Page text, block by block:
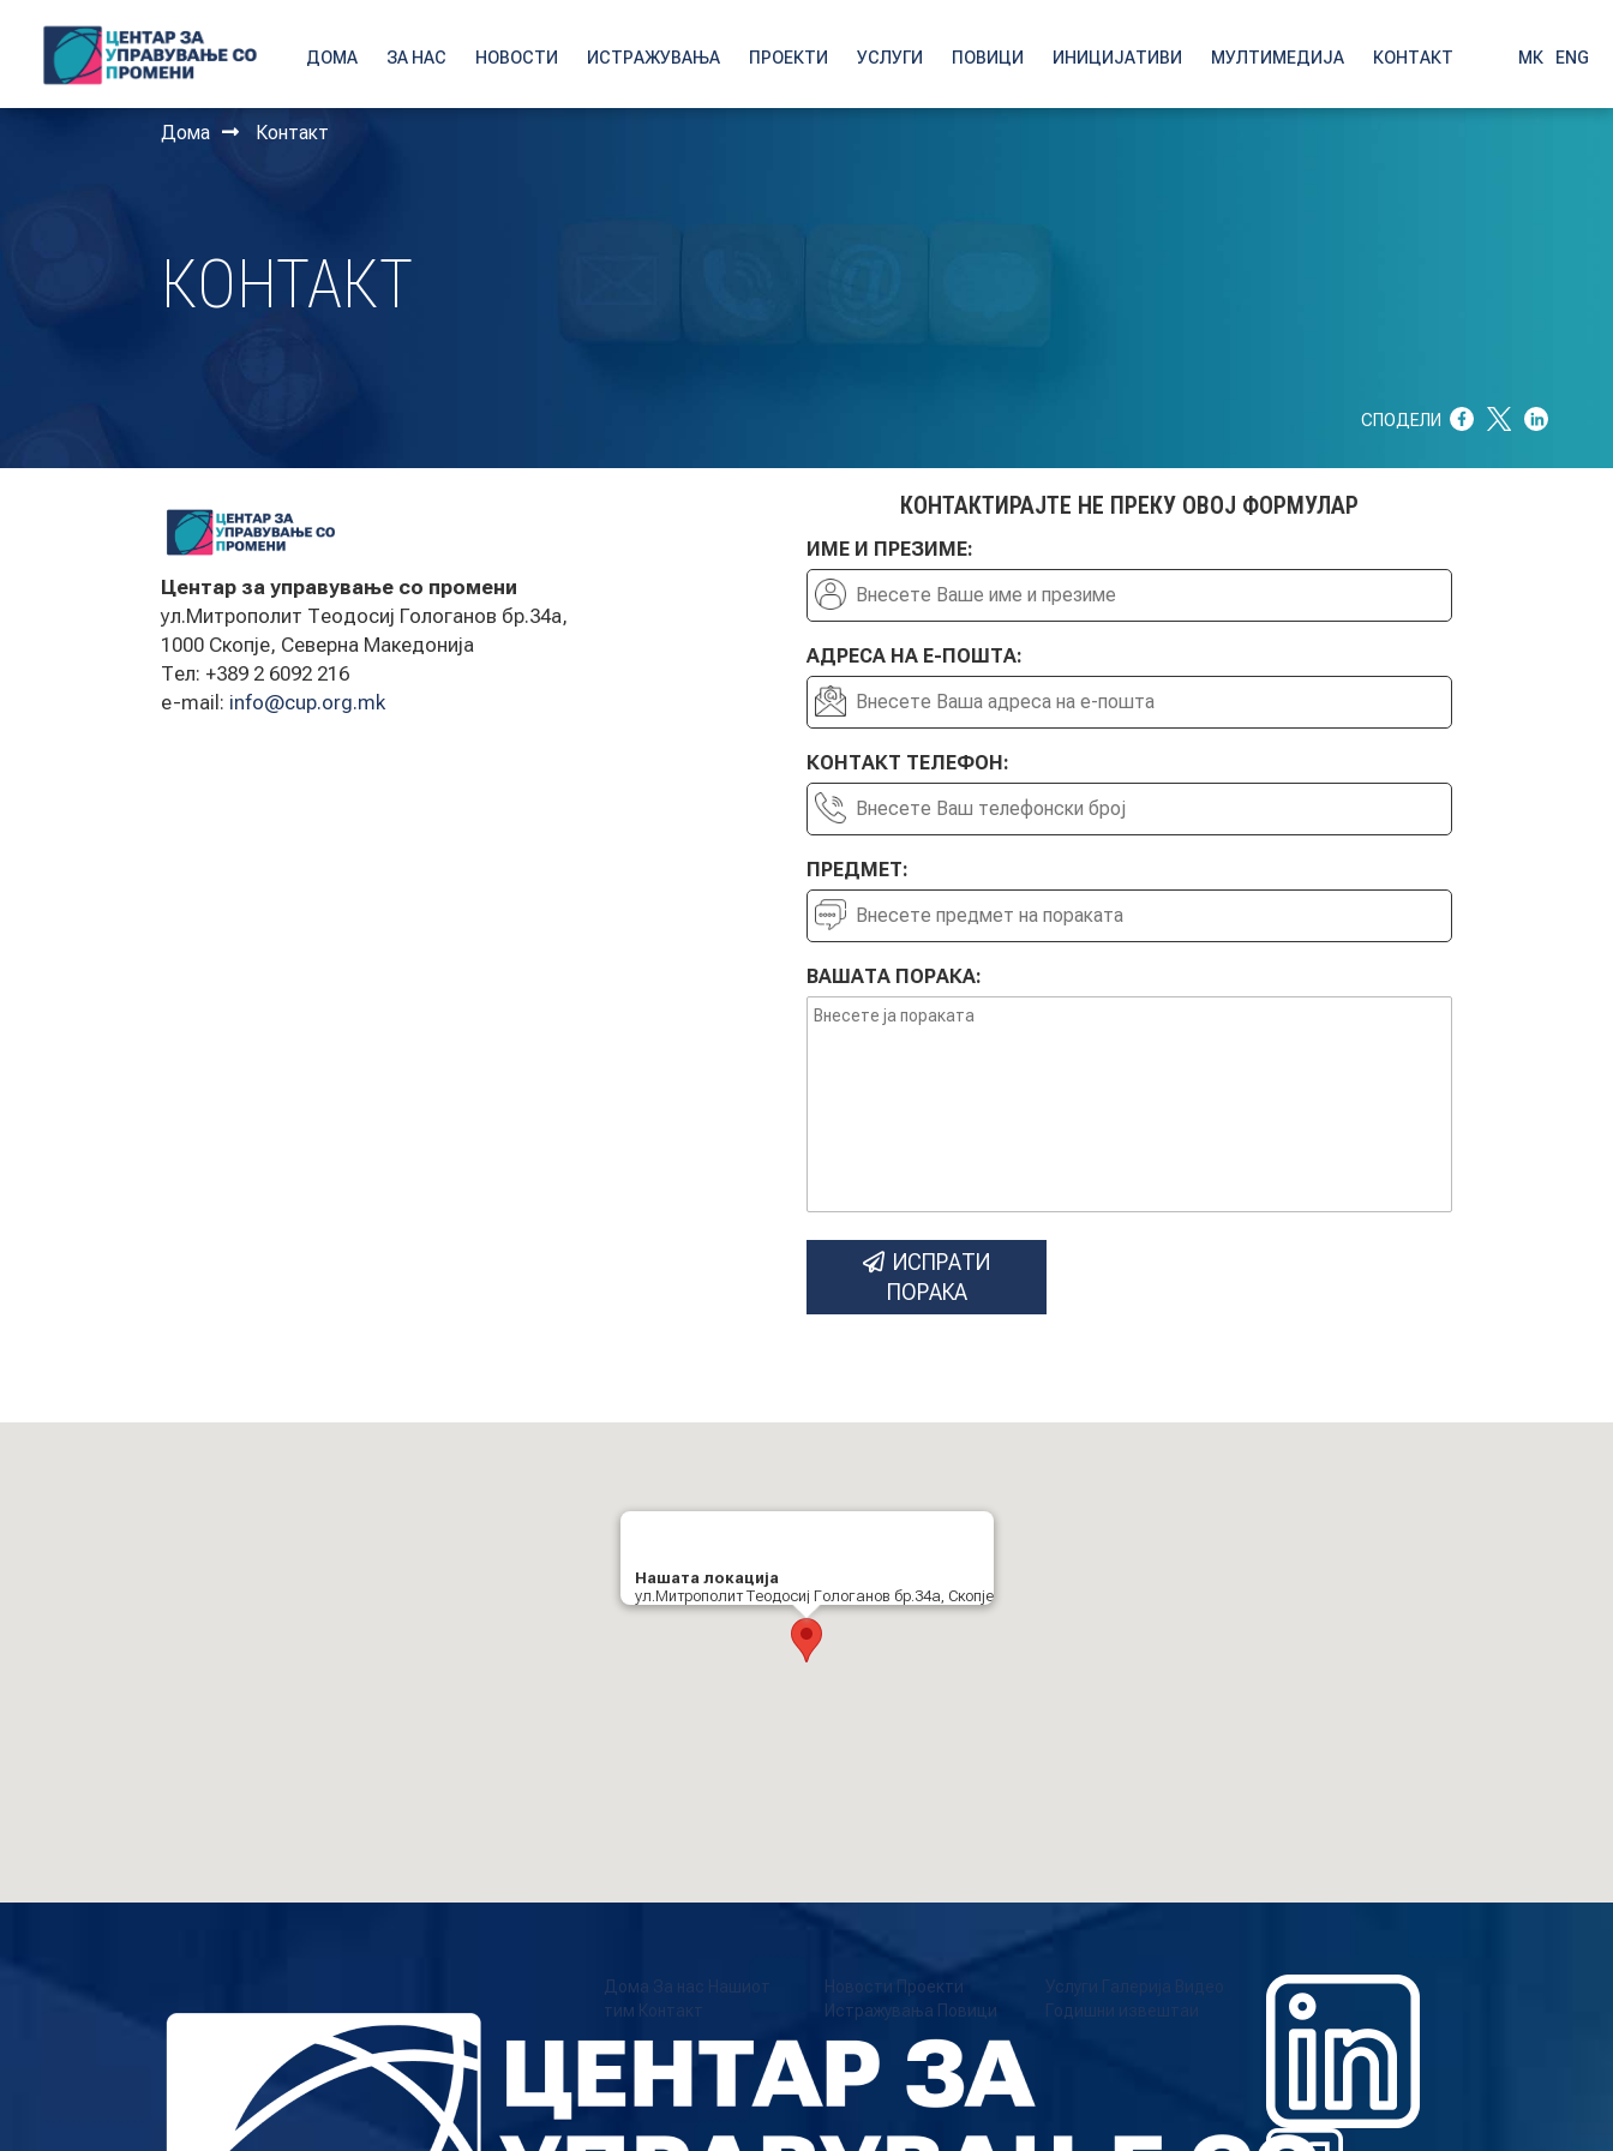
ДОМА ЗА НАС НОВОСТИ ИСТРАЖУВАЊА ПРОЕКТИ УСЛУГИ ПОВИЦИ ИНИЦИЈАТИВИ МУЛТИМЕДИЈА КОНТАКТ МК ENG
Дома Контакт
КОНТАКТ
СПОДЕЛИ
Центар за управување со промени
ул.Митрополит Теодосиј Гологанов бр.34а,
1000 Скопје, Северна Македонија
Тел: +389 2 6092 216
e-mail: info@cup.org.mk
КОНТАКТИРАЈТЕ НЕ ПРЕКУ ОВОЈ ФОРМУЛАР
ИМЕ И ПРЕЗИМЕ:
АДРЕСА НА Е-ПОШТА:
КОНТАКТ ТЕЛЕФОН:
ПРЕДМЕТ:
ВАШАТА ПОРАКА:
ИСПРАТИ
ПОРАКА
Нашата локација
ул.Митрополит Теодосиј Гологанов бр.34а, Скопје
Дома За нас
Нашиот
тим Контакт
Новости Проекти
Истражувања Повици
Услуги Галерија Видео
Годишни извештаи